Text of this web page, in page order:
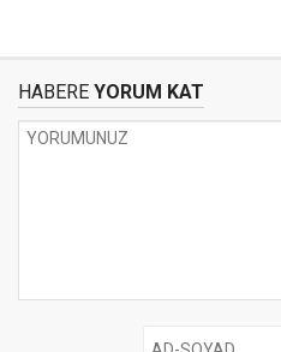
HABERE YORUM KAT